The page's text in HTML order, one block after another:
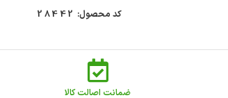
کد محصول: 28442
ضمانت اصالت کالا